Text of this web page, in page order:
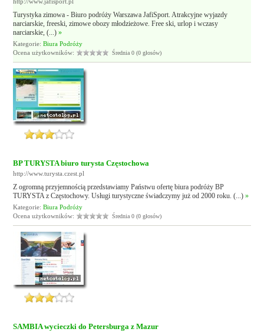
Turystyka zimowa - Biuro podróży Warszawa JafiSport. Atrakcyjne wyjazdy
narciarskie, freeski, zimowe obozy młodzieżowe. Free ski, urlop i wczasy
narciarskie, (...)»
Kategorie:Biura Podróży
Ocena użytkowników:
Średnia 0 (0 głosów)
BP TURYSTA biuro turysta Częstochowa
http://www.turysta.czest.pl
Z ogromną przyjemnością przedstawiamy Państwu ofertę biura podróży BP
TURYSTA z Częstochowy. Usługi turystyczne świadczymy już od 2000 roku. (...)»
Kategorie:Biura Podróży
Ocena użytkowników:
Średnia 0 (0 głosów)
SAMBIA wycieczki do Petersburga z Mazur